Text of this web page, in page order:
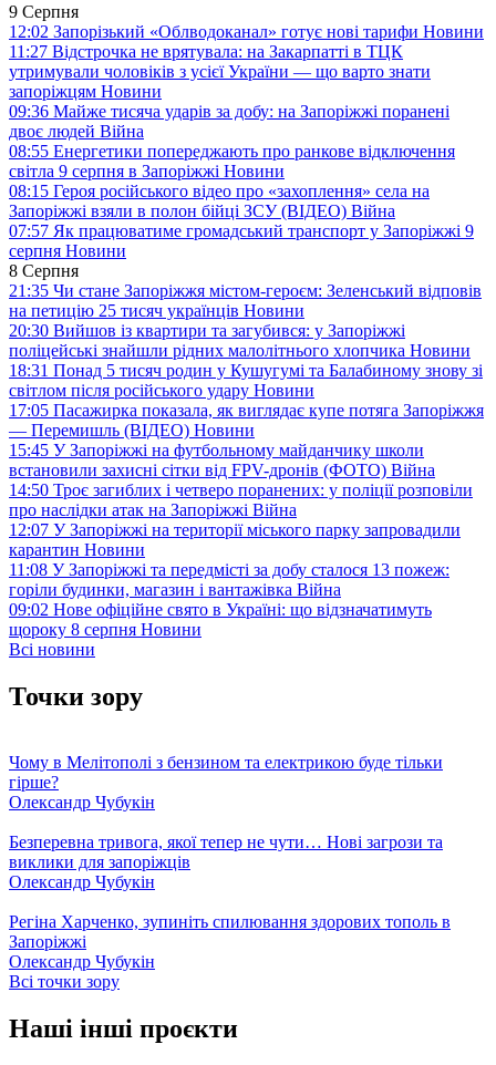
9 Серпня
12:02 Запорізький «Облводоканал» готує нові тарифи Новини
11:27 Відстрочка не врятувала: на Закарпатті в ТЦК
утримували чоловіків з усієї України — що варто знати
запоріжцям Новини
09:36 Майже тисяча ударів за добу: на Запоріжжі поранені
двоє людей Війна
08:55 Енергетики попереджають про ранкове відключення
світла 9 серпня в Запоріжжі Новини
08:15 Героя російського відео про «захоплення» села на
Запоріжжі взяли в полон бійці ЗСУ (ВІДЕО) Війна
07:57 Як працюватиме громадський транспорт у Запоріжжі 9
серпня Новини
8 Серпня
21:35 Чи стане Запоріжжя містом-героєм: Зеленський відповів
на петицію 25 тисяч українців Новини
20:30 Вийшов із квартири та загубився: у Запоріжжі
поліцейські знайшли рідних малолітнього хлопчика Новини
18:31 Понад 5 тисяч родин у Кушугумі та Балабиному знову зі
світлом після російського удару Новини
17:05 Пасажирка показала, як виглядає купе потяга Запоріжжя
— Перемишль (ВІДЕО) Новини
15:45 У Запоріжжі на футбольному майданчику школи
встановили захисні сітки від FPV-дронів (ФОТО) Війна
14:50 Троє загиблих і четверо поранених: у поліції розповіли
про наслідки атак на Запоріжжі Війна
12:07 У Запоріжжі на території міського парку запровадили
карантин Новини
11:08 У Запоріжжі та передмісті за добу сталося 13 пожеж:
горіли будинки, магазин і вантажівка Війна
09:02 Нове офіційне свято в Україні: що відзначатимуть
щороку 8 серпня Новини
Всі новини
Точки зору
Чому в Мелітополі з бензином та електрикою буде тільки
гірше?
Олександр Чубукін
Безперевна тривога, якої тепер не чути… Нові загрози та
виклики для запоріжців
Олександр Чубукін
Регіна Харченко, зупиніть спилювання здорових тополь в
Запоріжжі
Олександр Чубукін
Всі точки зору
Наші інші проєкти